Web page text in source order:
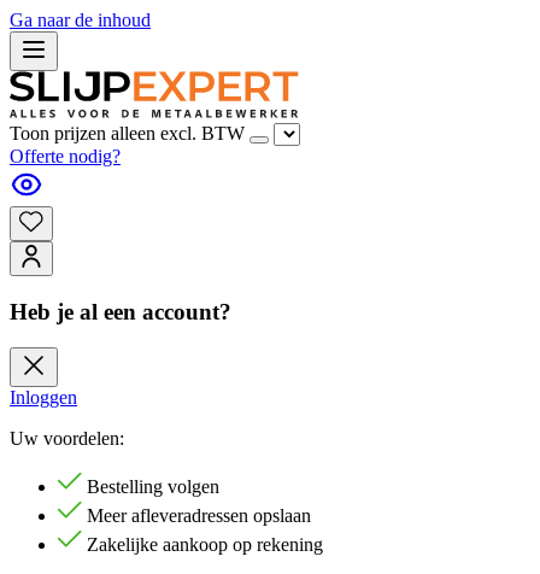
Ga naar de inhoud
Toon prijzen alleen excl. BTW
Offerte nodig?
Heb je al een account?
Inloggen
Uw voordelen:
Bestelling volgen
Meer afleveradressen opslaan
Zakelijke aankoop op rekening